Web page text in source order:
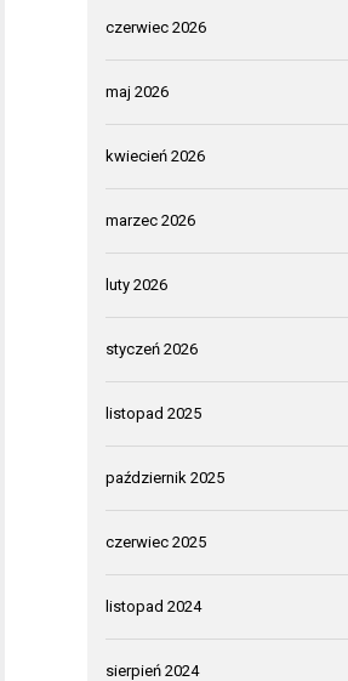
czerwiec 2026
maj 2026
kwiecień 2026
marzec 2026
luty 2026
styczeń 2026
listopad 2025
październik 2025
czerwiec 2025
listopad 2024
sierpień 2024